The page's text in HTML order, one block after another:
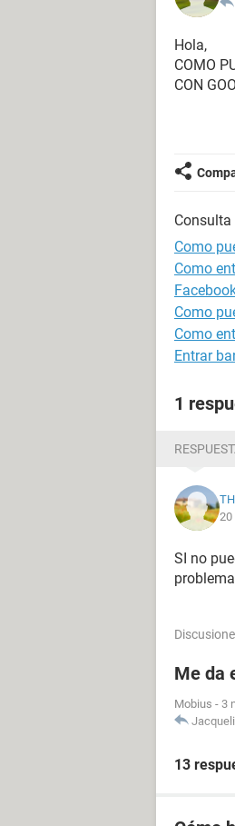
Hola,
COMO
CON
Como
Como
Como
Como
Entrar
1
20
SI no
Me da
Mobius - 3
13